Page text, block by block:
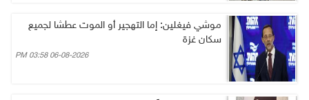
موشي فيغلين: إما التهجير أو الموت عطشا لجميع
سكان غزة
06-08-2026 03:58 PM